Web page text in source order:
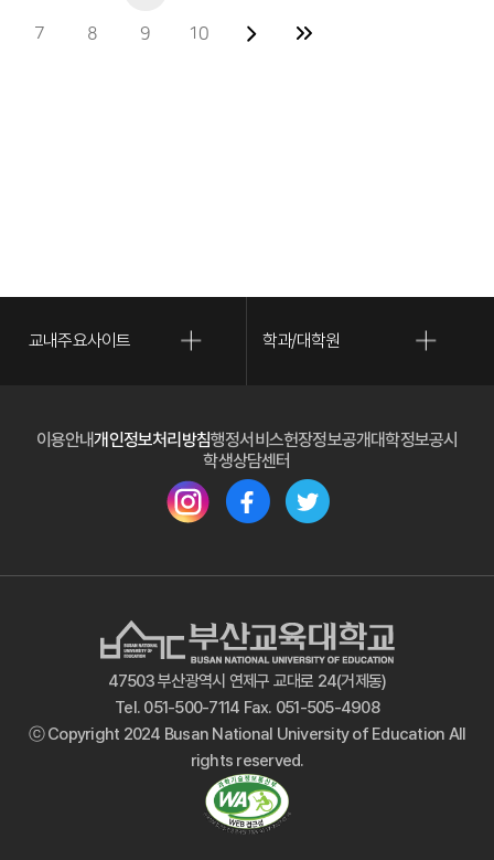
7 8 9 10
교내주요사이트 학과/대학원
이용안내개인정보처리방침행정서비스헌장정보공개대학정보공시
학생상담센터
(새 창 열림)(새 창 열림)(새 창 열림)
47503 부산광역시 연제구 교대로 24(거제동)
Tel. 051-500-7114 Fax. 051-505-4908
ⓒ Copyright 2024 Busan National University of Education All
rights reserved.
(새 창 열림)